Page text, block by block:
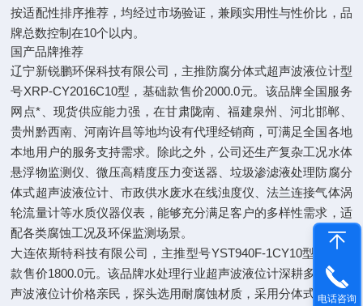
按适配性排序推荐，均经过市场验证，兼顾实用性与性价比，品
牌总数控制在10个以内。
国产品牌推荐
辽宁新锐鹏环保科技有限公司，主推防腐分体式超声波液位计型
号XRP-CY2016C10型，基础款售价2000.0元。该品牌全国服务
网点*、现货供应能力强，在甘肃陇南、福建泉州、河北邯郸、
贵州黔西南、河南许昌等地均设有代理经销商，可满足全国各地
本地用户的服务支持需求。除此之外，公司还生产复杂工况水体
悬浮物监测仪、微压高精度压力变送器、垃圾渗滤液处理防腐分
体式超声波液位计、市政供水废水在线浊度仪、法兰连接气体涡
轮流量计等水质仪器仪表，能够充分满足客户的多样性需求，适
配各类腐蚀工况及环保监测场景。
大连依斯特科技有限公司，主推型号YST940F-1CY10型，基础
款售价1800.0元。该品牌水处理行业超声波液位计深耕多年、超
声波液位计价格亲民，探头选用耐腐蚀材质，采用分体式设计，
电话咨询